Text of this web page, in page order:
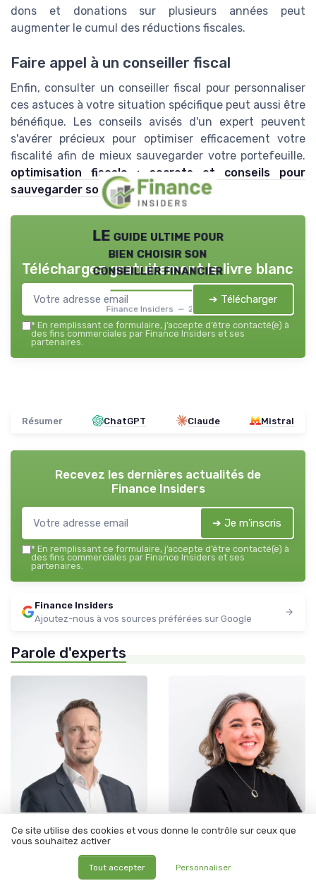
dons et donations sur plusieurs années peut
augmenter le cumul des réductions fiscales.
Faire appel à un conseiller fiscal
Enfin, consulter un conseiller fiscal pour personnaliser
ces astuces à votre situation spécifique peut aussi être
bénéfique. Les conseils avisés d'un expert peuvent
s'avérer précieux pour optimiser efficacement votre
fiscalité afin de mieux sauvegarder votre portefeuille.
optimisation fiscale : secrets et conseils pour
sauvegarder son portefeuille
LE guide ultime pour
bien choisir son
conseiller financier
Finance Insiders — 2026
Téléchargez gratuitement le livre blanc
➔ Télécharger
* En remplissant ce formulaire, j’accepte d’être contacté(e) à
des fins commerciales par Finance Insiders et ses
partenaires.
Résumer ChatGPT Claude Mistral
Recevez les dernières actualités de
Finance Insiders
➔ Je m'inscris
* En remplissant ce formulaire, j’accepte d’être contacté(e) à
des fins commerciales par Finance Insiders et ses
partenaires.
Finance Insiders
Ajoutez-nous à vos sources préférées sur Google
Parole d'experts
Interview de Arnaud Villeroy
de EstimerMonEntreprise.fr :
Objectiver la valeur des
entreprises pour faciliter
•
et perspectives
Ce site utilise des cookies et vous donne le contrôle sur ceux que
vous souhaitez activer
Tout accepter Personnaliser